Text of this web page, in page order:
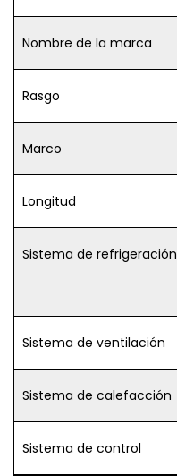
Nombre de la marca
Rasgo
Marco
Longitud
Sistema de refrigeración
Sistema de ventilación
Sistema de calefacción
Sistema de control